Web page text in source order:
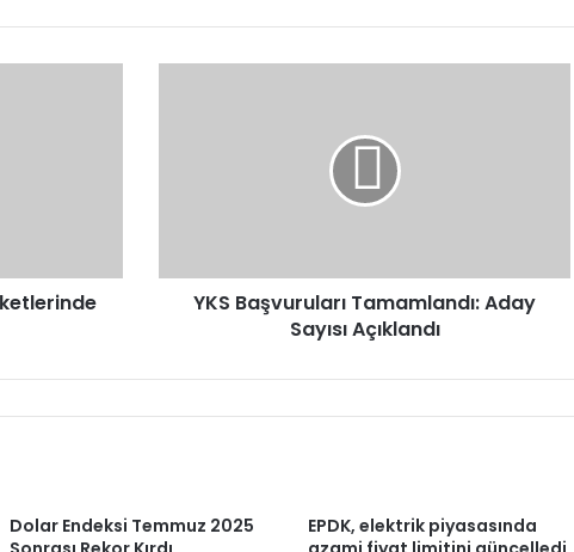
YKS Başvuruları Tamamlandı: Aday
Sayısı Açıklandı
Dolar Endeksi Temmuz 2025
EPDK, elektrik piyasasında